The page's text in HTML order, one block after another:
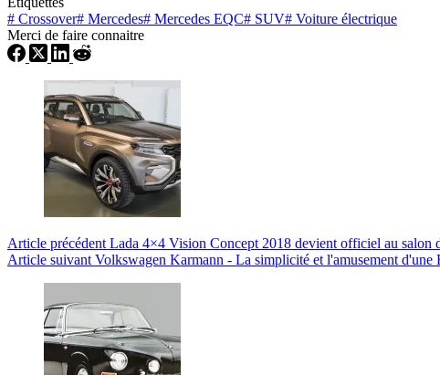
# Crossover# Mercedes# Mercedes EQC# SUV# Voiture électrique
Merci de faire connaitre
Article précédent Lada 4×4 Vision Concept 2018 devient officiel au salon
Article suivant Volkswagen Karmann - La simplicité et l'amusement d'une